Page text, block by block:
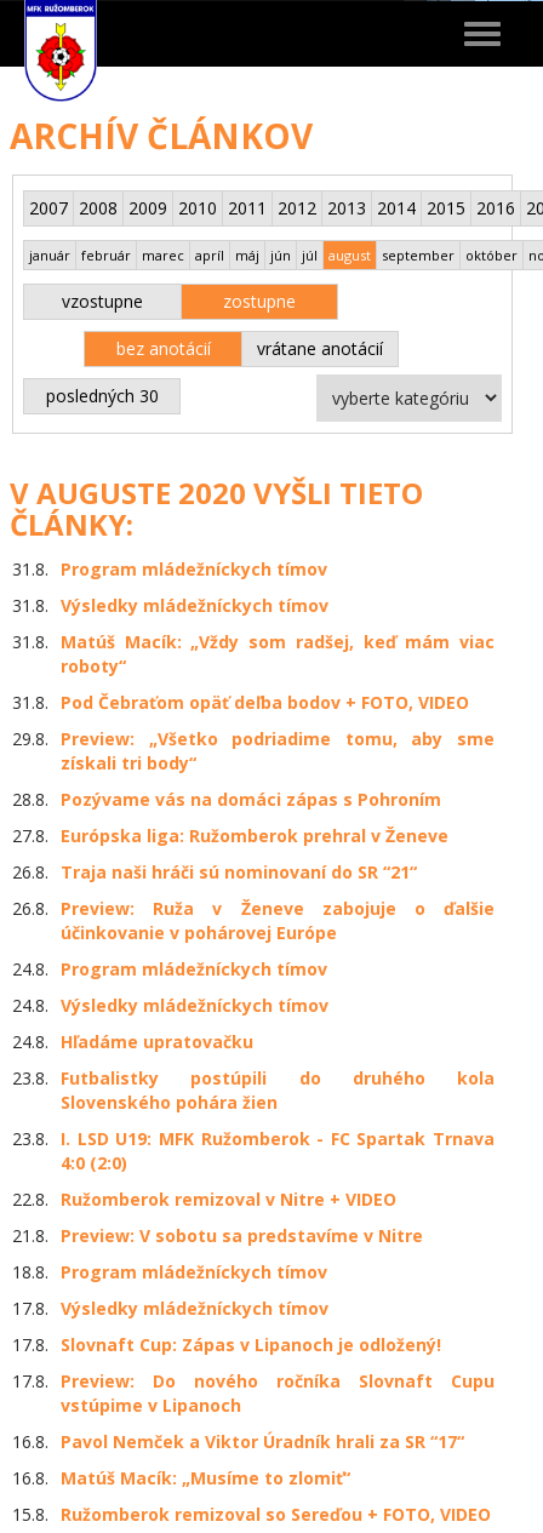
Toggle
ARCHÍV ČLÁNKOV
2007 2008 2009 2010 2011 2012 2013 2014 2015 2016
január február marec apríl máj jún júl august september október
vzostupne zostupne
bez anotácií vrátane anotácií
posledných 30
V AUGUSTE 2020 VYŠLI TIETO
ČLÁNKY:
31.8.
Program mládežníckych tímov
31.8. Výsledky mládežníckych tímov
31.8.
Matúš Macík: „Vždy som radšej, keď mám viac
roboty“
31.8.
Pod Čebraťom opäť deľba bodov + FOTO, VIDEO
29.8.
Preview: „Všetko podriadime tomu, aby sme
získali tri body“
28.8.
Pozývame vás na domáci zápas s Pohroním
27.8.
Európska liga: Ružomberok prehral v Ženeve
26.8.
Traja naši hráči sú nominovaní do SR “21“
26.8.
Preview: Ruža v Ženeve zabojuje o ďalšie
účinkovanie v pohárovej Európe
24.8.
Program mládežníckych tímov
24.8. Výsledky mládežníckych tímov
24.8.
Hľadáme upratovačku
23.8.
Futbalistky postúpili do druhého kola
Slovenského pohára žien
23.8.
I. LSD U19: MFK Ružomberok - FC Spartak Trnava
4:0 (2:0)
22.8.
Ružomberok remizoval v Nitre + VIDEO
21.8.
Preview: V sobotu sa predstavíme v Nitre
18.8.
Program mládežníckych tímov
17.8. Výsledky mládežníckych tímov
17.8.
Slovnaft Cup: Zápas v Lipanoch je odložený!
17.8.
Preview: Do nového ročníka Slovnaft Cupu
vstúpime v Lipanoch
16.8.
Pavol Nemček a Viktor Úradník hrali za SR “17“
16.8.
Matúš Macík: „Musíme to zlomiť“
15.8.
Ružomberok remizoval so Sereďou + FOTO, VIDEO